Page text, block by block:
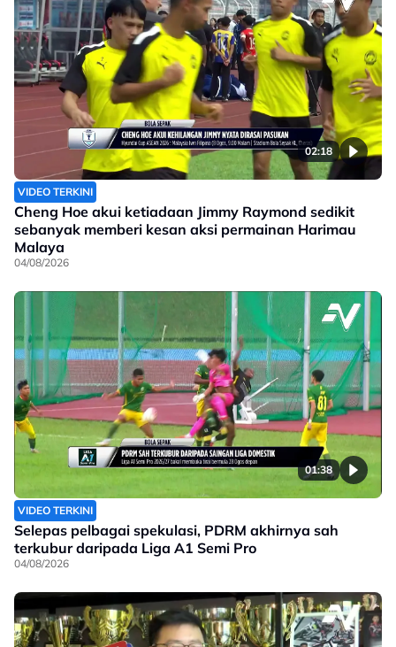
02:18
VIDEO TERKINI
Cheng Hoe akui ketiadaan Jimmy Raymond sedikit
sebanyak memberi kesan aksi permainan Harimau
Malaya
04/08/2026
01:38
VIDEO TERKINI
Selepas pelbagai spekulasi, PDRM akhirnya sah
terkubur daripada Liga A1 Semi Pro
04/08/2026